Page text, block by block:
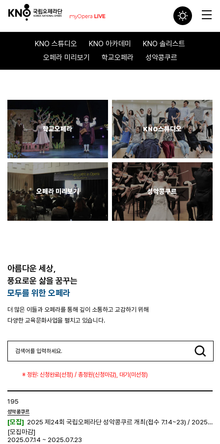
KNO 스튜디오 KNO 아카데미
KNO 솔리스트
오페라 미리보기
학교오페라 성악콩쿠르
학교오페라 KNO스튜디오
오페라 미리보기 성악콩쿠르
아름다운 세상,
풍요로운 삶을 꿈꾸는
모두를 위한 오페라
더 많은 이들과 오페라를 통해 깊이 소통하고 교감하기 위해
다양한 교육문화사업을 펼치고 있습니다.
※ 정원: 신청완료(선정) / 총정원(신청마감), 대기(미선정)
195
성악콩쿠르
[모집] 2025 제24회 국립오페라단 성악콩쿠르 개최(접수 7.14~23) / 2025 24th KNO Vocal Concours (Application: July 14–23)
[모집마감]
2025.07.14 ~ 2025.07.23